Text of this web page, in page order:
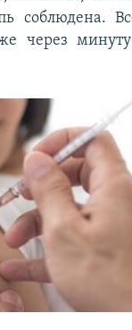
соблюдена.
через